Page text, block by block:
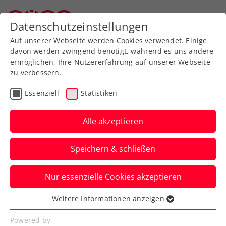
Aktuelle News
News filtern
Datenschutzeinstellungen
Auf unserer Webseite werden Cookies verwendet. Einige
davon werden zwingend benötigt, während es uns andere
ermöglichen, Ihre Nutzererfahrung auf unserer Webseite
zu verbessern.
Essenziell Statistiken
Alle akzeptieren
Speichern & schließen
Nur essenzielle Cookies akzeptieren
Essenziell
Essenzielle Cookies werden für grundlegende
Weitere Informationen anzeigen
Powered by